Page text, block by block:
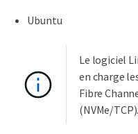
Ubuntu
Le logiciel
en charge
Fibre
(NVMe/TCP).